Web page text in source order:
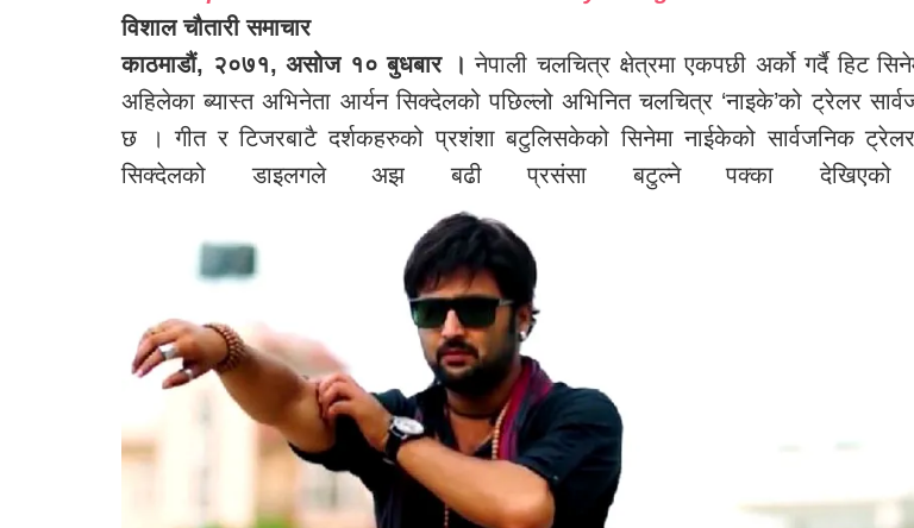
विशाल चौतारी समाचार
काठमाडौं, २०७१, असोज १० बुधबार । नेपाली चलचित्र क्षेत्रमा एकपछी अर्को गर्दै हिट
अहिलेका ब्यास्त अभिनेता आर्यन सिक्देलको पछिल्लो अभिनित चलचित्र ‘नाइके’को ट्रेलर
छ । गीत र टिजरबाटै दर्शकहरुको प्रशंशा बटुलिसकेको सिनेमा नाईकेको सार्वजनिक
सिक्देलको डाइलगले अझ बढी प्रसंसा बटुल्ने पक्का